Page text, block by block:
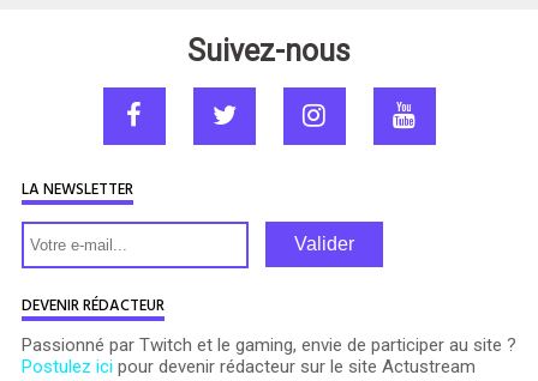
Suivez-nous
LA NEWSLETTER
Valider
DEVENIR RÉDACTEUR
Passionné par Twitch et le gaming, envie de participer au site ?
Postulez ici pour devenir rédacteur sur le site Actustream